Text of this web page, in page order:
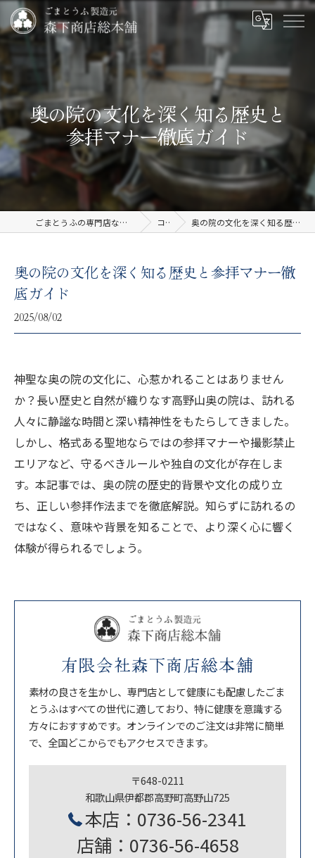
奥の院の文化を深く知る歴史と
参拝マナー徹底ガイド
ごまとうふの専門店なら有限会社森下商店総本舗 コラム 奥の院の文化を深く知る歴史と参拝マナー徹底ガイド
奥の院の文化を深く知る歴史と参拝マナー徹
底ガイド
2025/08/02
神聖な奥の院の文化に、心惹かれることはありません
か？長い歴史と自然が織りなす高野山奥の院は、訪れる
人々に静謐な時間と深い精神性をもたらしてきました。
しかし、格式ある聖地ならではの参拝マナーや撮影禁止
エリアなど、守るべきルールや独自の文化が存在しま
す。本記事では、奥の院の歴史的背景や文化の成り立
ち、正しい参拝作法までを徹底解説。知らずに訪れるの
ではなく、意味や背景を知ることで、より深く心に響く
体験が得られるでしょう。
有限会社森下商店総本舗
素材の良さを生かし、専門店として健康にも配慮したごま
とうふはすべての世代に適しており、特に健康を意識する
方々におすすめです。オンラインでのご注文は非常に簡単
で、全国どこからでもアクセスできます。
〒648-0211
和歌山県伊都郡高野町高野山725
本店：0736-56-2341
店舗：0736-56-4658